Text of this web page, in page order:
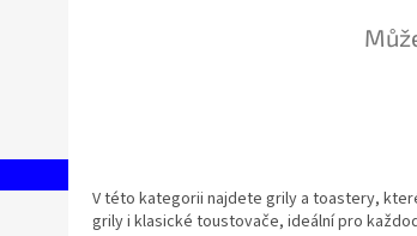
V této kategorii najdete grily a toastery,
grily i klasické toustovače, ideální pro